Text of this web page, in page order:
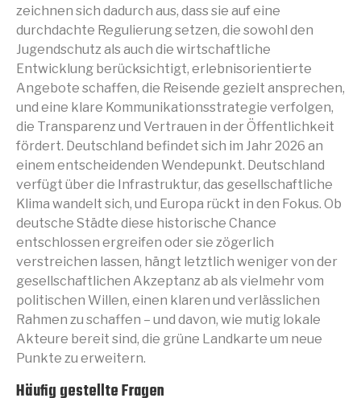
zeichnen sich dadurch aus, dass sie auf eine
durchdachte Regulierung setzen, die sowohl den
Jugendschutz als auch die wirtschaftliche
Entwicklung berücksichtigt, erlebnisorientierte
Angebote schaffen, die Reisende gezielt ansprechen,
und eine klare Kommunikationsstrategie verfolgen,
die Transparenz und Vertrauen in der Öffentlichkeit
fördert. Deutschland befindet sich im Jahr 2026 an
einem entscheidenden Wendepunkt. Deutschland
verfügt über die Infrastruktur, das gesellschaftliche
Klima wandelt sich, und Europa rückt in den Fokus. Ob
deutsche Städte diese historische Chance
entschlossen ergreifen oder sie zögerlich
verstreichen lassen, hängt letztlich weniger von der
gesellschaftlichen Akzeptanz ab als vielmehr vom
politischen Willen, einen klaren und verlässlichen
Rahmen zu schaffen – und davon, wie mutig lokale
Akteure bereit sind, die grüne Landkarte um neue
Punkte zu erweitern.
Häufig gestellte Fragen